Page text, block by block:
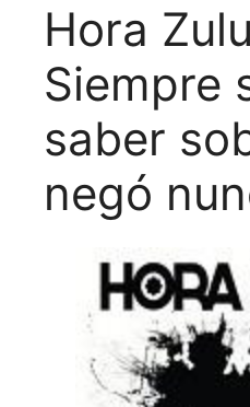
Hora
Siempre
saber
negó